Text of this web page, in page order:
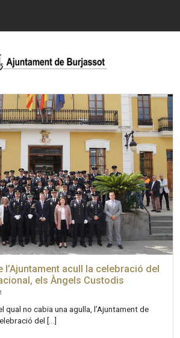
l’Ajuntament acull la celebració del
els Àngels Custodis
qual no cabia una agulla, l’Ajuntament de
del […]